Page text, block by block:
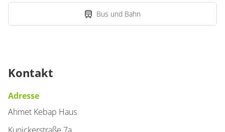
Bus und Bahn
Kontakt
Adresse
Ahmet Kebap Haus